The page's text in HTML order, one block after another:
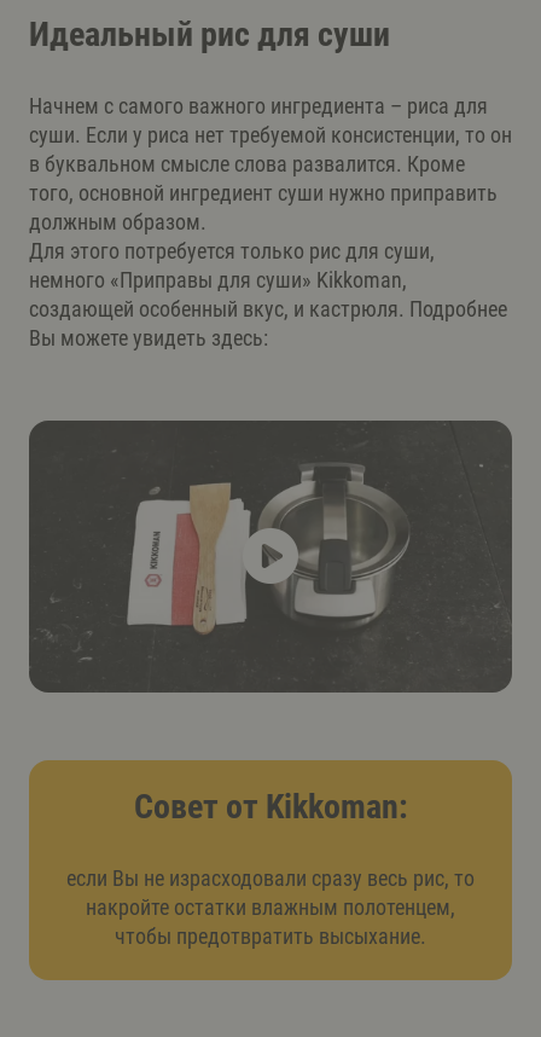
Идеальный рис для суши
Начнем с самого важного ингредиента – риса для
суши. Если у риса нет требуемой консистенции, то он
в буквальном смысле слова развалится. Кроме
того, основной ингредиент суши нужно приправить
должным образом.
Для этого потребуется только рис для суши,
немного «Приправы для суши» Kikkoman,
создающей особенный вкус, и кастрюля. Подробнее
Вы можете увидеть здесь:
Совет от Kikkoman:
если Вы не израсходовали сразу весь рис, то
накройте остатки влажным полотенцем,
чтобы предотвратить высыхание.